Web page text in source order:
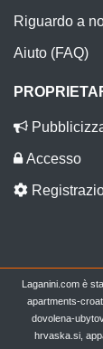
Riguardo a
Aiuto (FAQ)
Accesso
Laganini.com è
apartments-
dovolena-
hrvaska.si,